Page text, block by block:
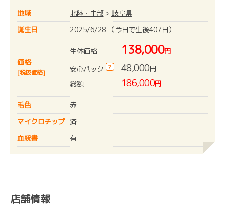
地域
北陸・中部> 岐阜県
誕生日
2025/6/28 （今日で生後407日）
価格
[税抜価格]
生体価格 138,000円
安心パック
? 48,000円
総額
186,000円
毛色
赤
マイクロチップ 済
血統書
有
店舗情報